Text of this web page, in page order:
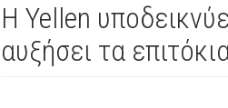
Η Yellen
αυξήσει τα